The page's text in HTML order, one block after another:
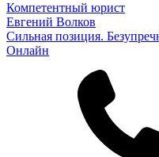
Компетентный юрист
Евгений Волков
Сильная позиция.
Онлайн